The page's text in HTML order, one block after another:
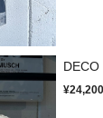
¥24,200